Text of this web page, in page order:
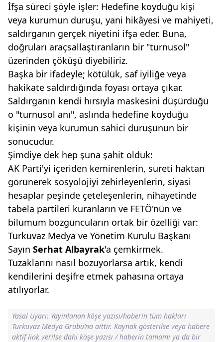
İfşa süreci şöyle işler: Hedefine koyduğu kişi
veya kurumun duruşu, yani hikâyesi ve mahiyeti,
saldırganın gerçek niyetini ifşa eder. Buna,
doğruları araçsallaştıranların bir "turnusol"
üzerinden çöküşü diyebiliriz.
Başka bir ifadeyle; kötülük, saf iyiliğe veya
hakikate saldırdığında foyası ortaya çıkar.
Saldırganın kendi hırsıyla maskesini düşürdüğü
o "turnusol anı", aslında hedefine koyduğu
kişinin veya kurumun sahici duruşunun bir
sonucudur.
Şimdiye dek hep şuna şahit olduk:
AK Parti'yi içeriden kemirenlerin, sureti haktan
görünerek sosyolojiyi zehirleyenlerin, siyasi
hesaplar peşinde çeteleşenlerin, nihayetinde
tabela partileri kuranların ve FETÖ'nün ve
bilumum bozguncuların ortak bir özelliği var:
Turkuvaz Medya ve Yönetim Kurulu Başkanı
Sayın Serhat Albayrak'a çemkirmek.
Tuzaklarını nasıl bozuyorlarsa artık, kendi
kendilerini deşifre etmek pahasına ortaya
atılıyorlar.
Yasal Uyarı: Yayınlanan köşe yazısı/haberin tüm hakları
Turkuvaz Medya Grubu’na aittir. Kaynak gösterilse veya habere
aktif link verilse dahi köşe yazısı / haberin tamamı ya da bir